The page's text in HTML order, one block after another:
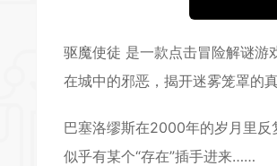
驱魔使徒 是一款点击冒险解谜游
在城中的邪恶，揭开迷雾笼罩的
巴塞洛缪斯在2000年的岁月里反
似乎有某个“存在”插手进来……